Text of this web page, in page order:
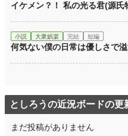
イケメン？！ 私の光る君(源氏
小説 大衆娯楽 完結 短編
何気ない僕の日常は優しさで
としろうの近況ボードの更
まだ投稿がありません